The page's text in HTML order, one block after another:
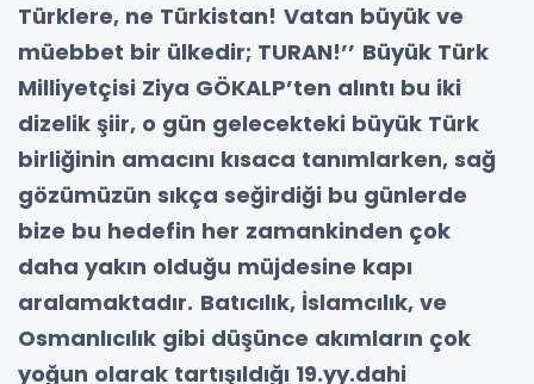
Türklere, ne Türkistan! Vatan büyük ve
müebbet bir ülkedir; TURAN!’’ Büyük Türk
Milliyetçisi Ziya GÖKALP’ten alıntı bu iki
dizelik şiir, o gün gelecekteki büyük Türk
birliğinin amacını kısaca tanımlarken, sağ
gözümüzün sıkça seğirdiği bu günlerde
bize bu hedefin her zamankinden çok
daha yakın olduğu müjdesine kapı
aralamaktadır. Batıcılık, İslamcılık, ve
Osmanlıcılık gibi düşünce akımların çok
yoğun olarak tartışıldığı 19.yy.dahi